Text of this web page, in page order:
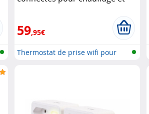
59,95€
Thermostat de prise wifi pour